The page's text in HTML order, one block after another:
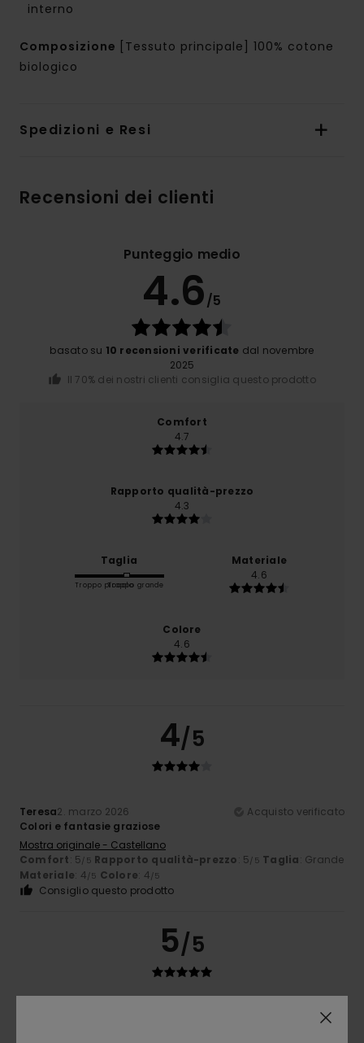
interno
Composizione
[Tessuto principale] 100% cotone
biologico
Spedizioni e Resi
Recensioni dei clienti
Punteggio medio
4.6/5
basato su 10 recensioni verificate dal novembre
2025
Il 70% dei nostri clienti consiglia questo prodotto
Comfort
4.7
Rapporto qualità-prezzo
4.3
Taglia
Troppo piccoloTroppo grande
Materiale
4.6
Colore
4.6
4/5
Teresa2. marzo 2026
Acquisto verificato
Colori e fantasie graziose
Mostra originale - Castellano
Comfort: 5/5 Rapporto qualità-prezzo: 5/5 Taglia: Grande
Materiale: 4/5 Colore: 4/5
Consiglio questo prodotto
5/5
Acquisto verificato